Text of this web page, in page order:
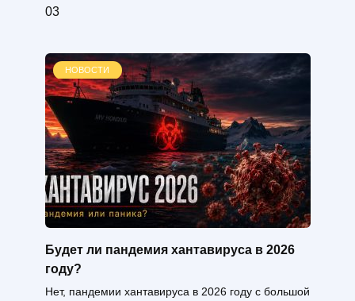
03
НОВОСТИ
Будет ли пандемия хантавируса в 2026
году?
Нет, пандемии хантавируса в 2026 году с большой